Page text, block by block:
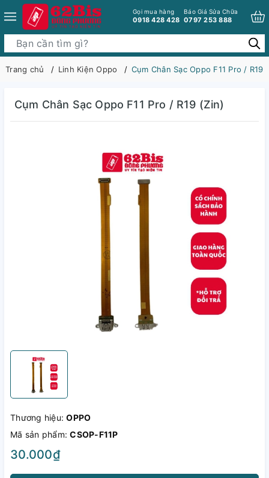
Gọi mua hàng
0918 428 428
Báo Giá Sửa Chữa
0797 253 888
Trang chủ Linh Kiện Oppo Cụm Chân Sạc Oppo F11 Pro / R19
Cụm Chân Sạc Oppo F11 Pro / R19 (Zin)
Thương hiệu:OPPO
Mã sản phẩm:CSOP-F11P
30.000₫